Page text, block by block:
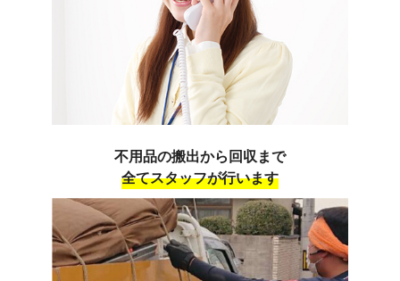
不用品の搬出から回収まで
全てスタッフが行います